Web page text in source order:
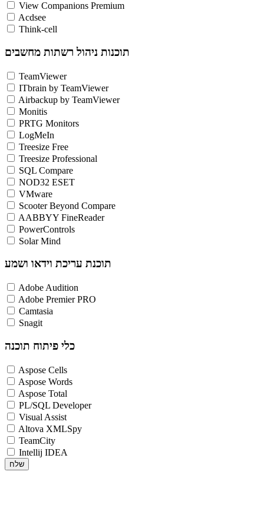
View Companions Premium
Acdsee
Think-cell
תוכנות ניהול רשתות מחשבים
TeamViewer
ITbrain by TeamViewer
Airbackup by TeamViewer
Monitis
PRTG Monitors
LogMeIn
Treesize Free
Treesize Professional
SQL Compare
NOD32 ESET
VMware
Scooter Beyond Compare
AABBYY FineReader
PowerControls
Solar Mind
תוכנת עריכת וידאו ושמע
Adobe Audition
Adobe Premier PRO
Camtasia
Snagit
כלי פיתוח תוכנה
Aspose Cells
Aspose Words
Aspose Total
PL/SQL Developer
Visual Assist
Altova XMLSpy
TeamCity
Intellij IDEA